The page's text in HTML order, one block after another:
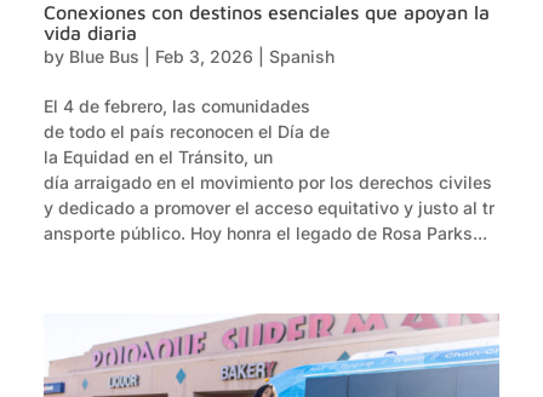
Conexiones con destinos esenciales que apoyan la
vida diaria
by Blue Bus Feb 3, 2026 Spanish
El 4 de febrero, las comunidades
de todo el país reconocen el Día de
la Equidad en el Tránsito, un
día arraigado en el movimiento por los derechos civiles
y dedicado a promover el acceso equitativo y justo al tr
ansporte público. Hoy honra el legado de Rosa Parks...